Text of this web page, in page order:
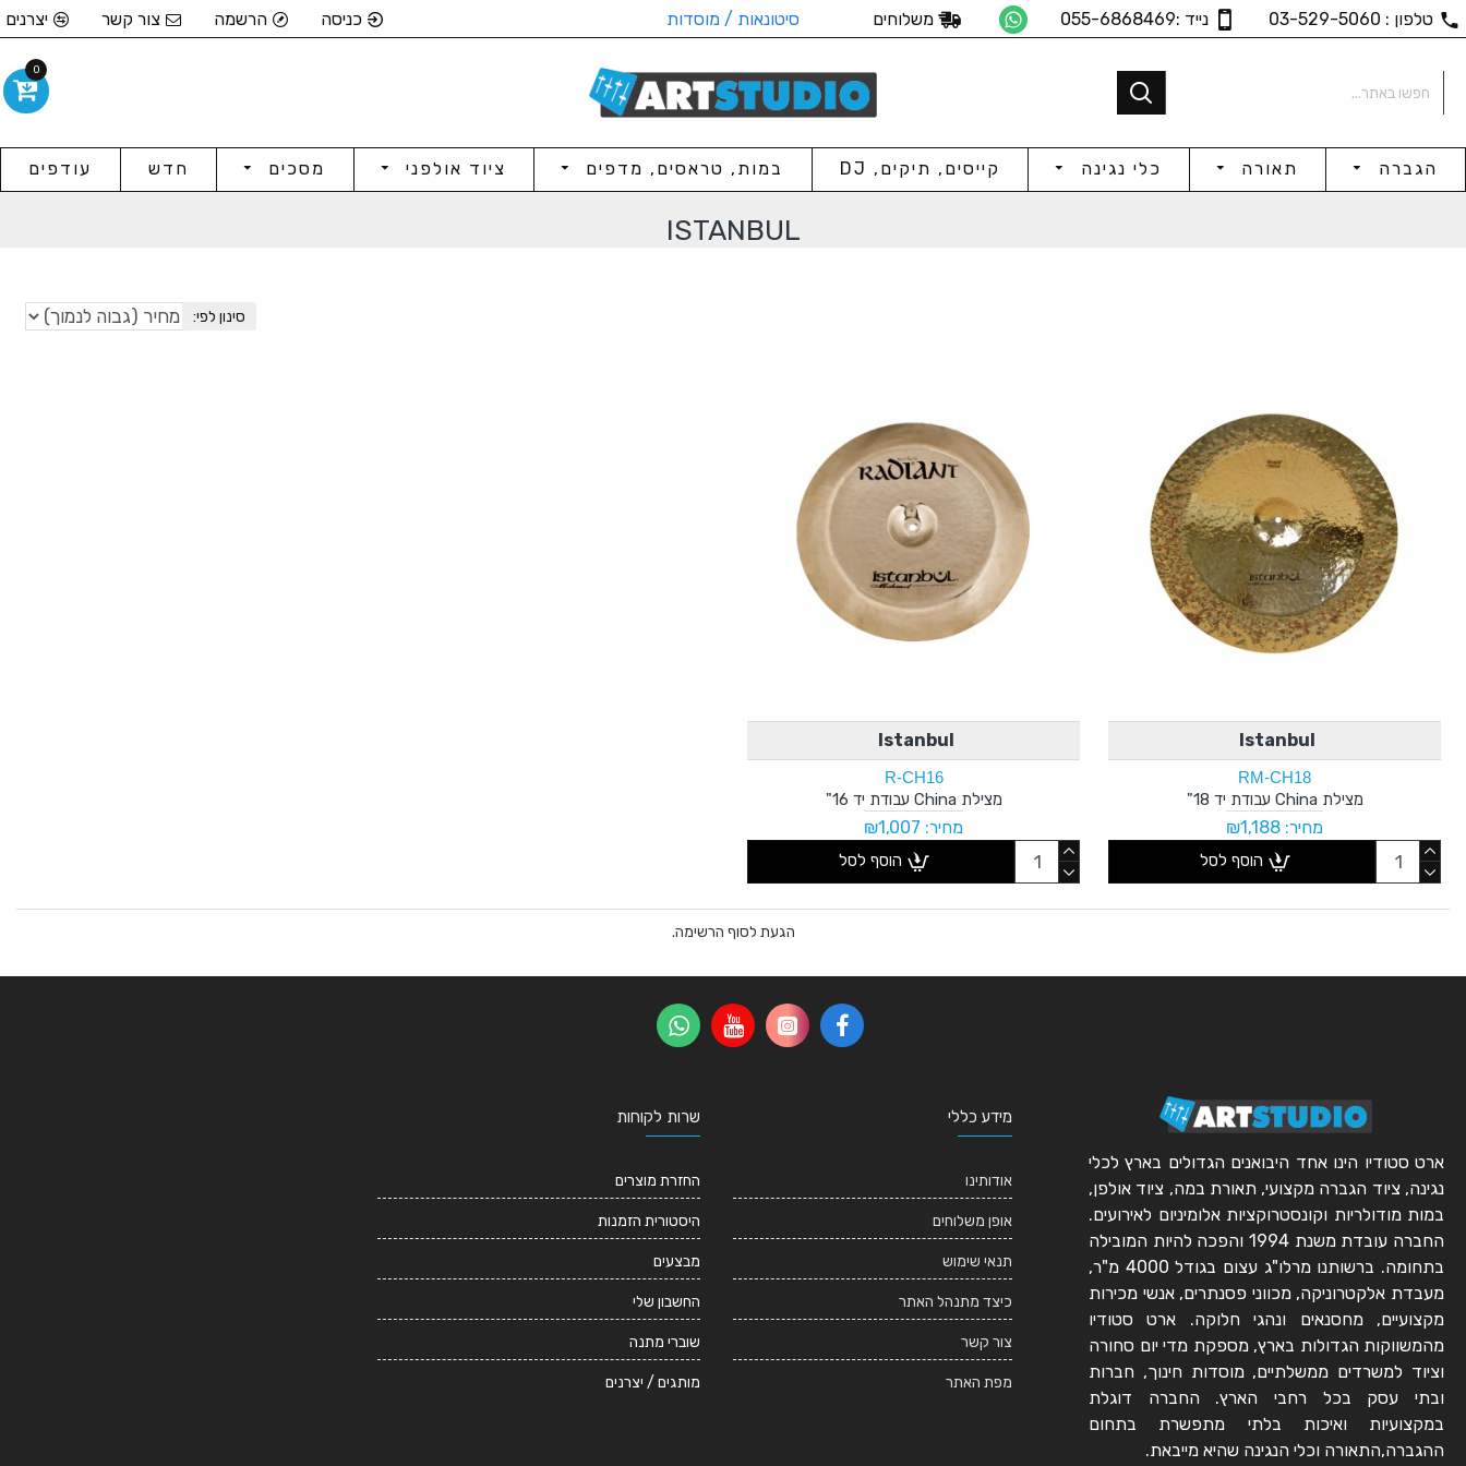
טלפון : 03-529-5060 נייד :055-6868469 משלוחים סיטונאות / מוסדות כניסה הרשמה צור קשר יצרנים
הגברה תאורה כלי נגינה קייסים, תיקים, DJ במות, טראסים, מדפים ציוד אולפני מסכים חדש עודפים
ISTANBUL
סינון לפי:
Istanbul
RM-CH18
מצילת China עבודת יד 18"
מחיר: ₪1,188
הוסף לסל
Istanbul
R-CH16
מצילת China עבודת יד 16"
מחיר: ₪1,007
הוסף לסל
הגעת לסוף הרשימה.
ארט סטודיו הינו אחד היבואנים הגדולים בארץ לכלי
נגינה, ציוד הגברה מקצועי, תאורת במה, ציוד אולפן,
במות מודולריות וקונסטרוקציות אלומיניום לאירועים.
החברה עובדת משנת 1994 והפכה להיות המובילה
בתחומה. ברשותנו מרלו"ג עצום בגודל 4000 מ"ר,
מעבדת אלקטרוניקה, מכווני פסנתרים, אנשי מכירות
מקצועיים, מחסנאים ונהגי חלוקה. ארט סטודיו
מהמשווקות הגדולות בארץ, מספקת מדי יום סחורה
וציוד למשרדים ממשלתיים, מוסדות חינוך, חברות
ובתי עסק בכל רחבי הארץ. החברה דוגלת
במקצועיות ואיכות בלתי מתפשרת בתחום
ההגברה,התאורה וכלי הנגינה שהיא מייבאת.
מידע כללי
אודותינו
אופן משלוחים
תנאי שימוש
כיצד מתנהל האתר
צור קשר
מפת האתר
שרות לקוחות
החזרת מוצרים
היסטורית הזמנות
מבצעים
החשבון שלי
שוברי מתנה
מותגים / יצרנים
0